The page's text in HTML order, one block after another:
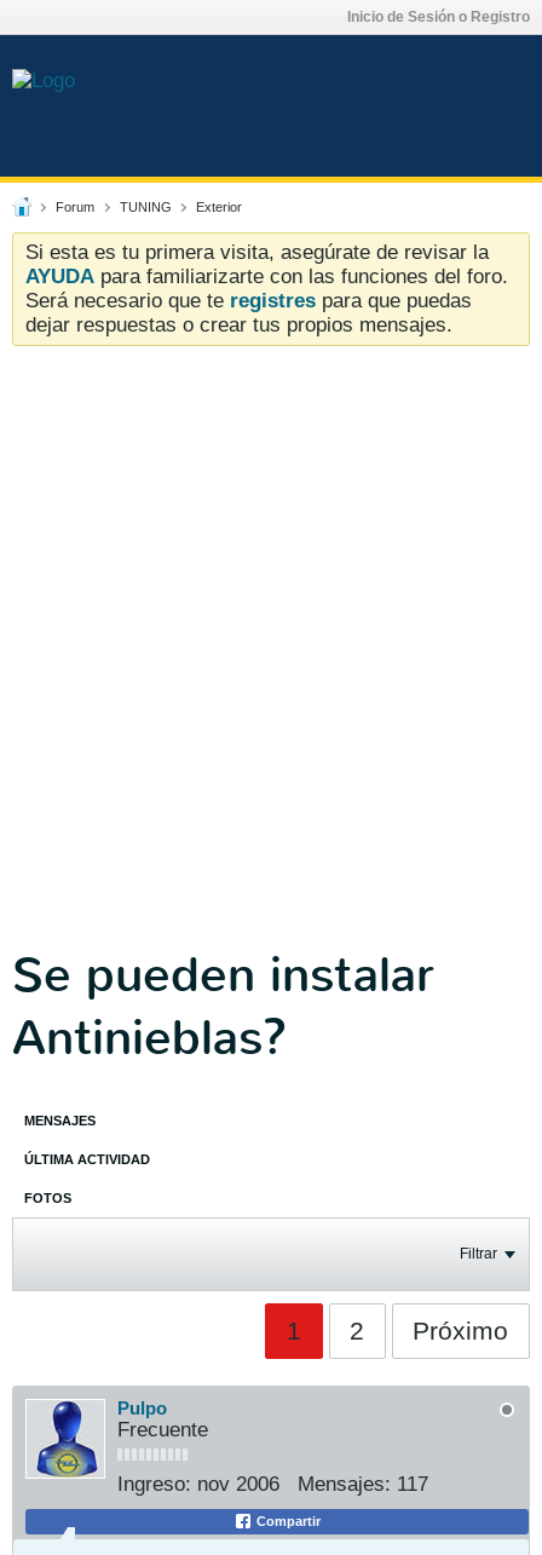
Inicio de Sesión o Registro
Forum TUNING Exterior
Si esta es tu primera visita, asegúrate de revisar la
AYUDA para familiarizarte con las funciones del foro.
Será necesario que te registres para que puedas
dejar respuestas o crear tus propios mensajes.
Se pueden instalar
Antinieblas?
MENSAJES
ÚLTIMA ACTIVIDAD
FOTOS
Filtrar
1 2 Próximo
Pulpo
Frecuente
Ingreso: nov 2006 Mensajes: 117
Compartir